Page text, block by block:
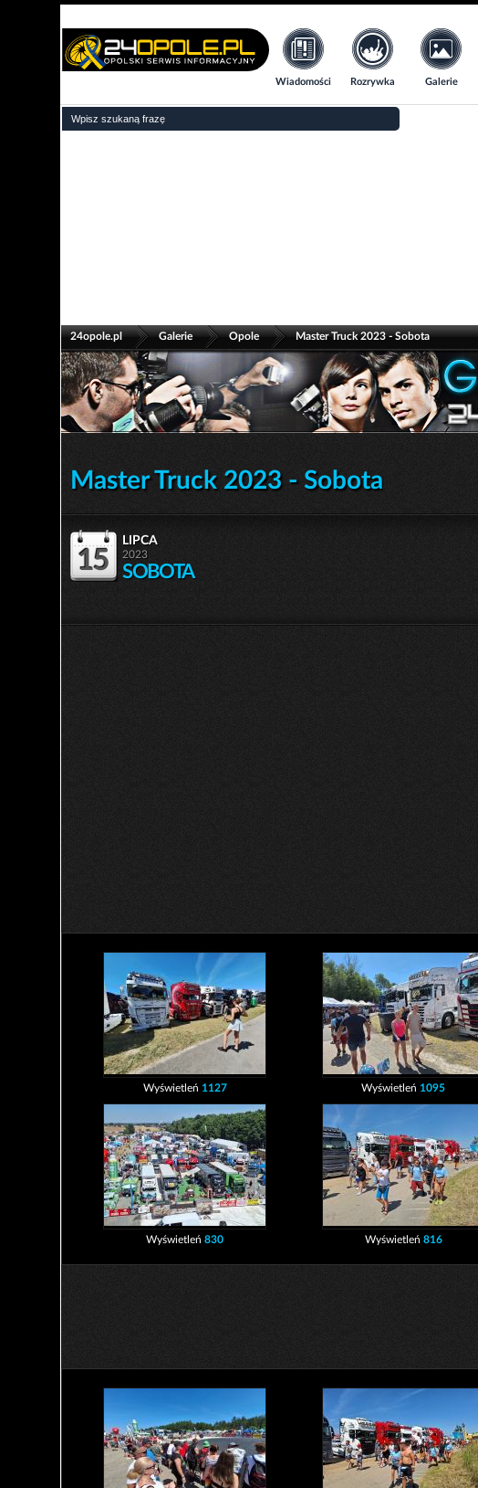
Wiadomości Rozrywka Galerie
24opole.pl Galerie Opole Master Truck 2023 - Sobota
Master Truck 2023 - Sobota
15
lipca
2023
SOBOTA
Wyświetleń 1127 Wyświetleń 1095
Wyświetleń830 Wyświetleń 816